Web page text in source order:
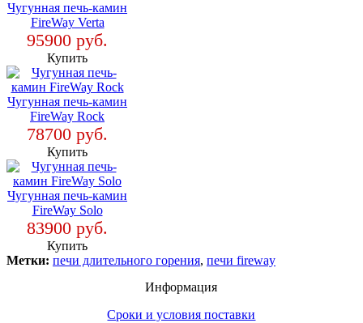
Чугунная печь-камин
FireWay Verta
95900 руб.
Купить
Чугунная печь-камин
FireWay Rock
78700 руб.
Купить
Чугунная печь-камин
FireWay Solo
83900 руб.
Купить
Метки: печи длительного горения, печи fireway
Информация
Сроки и условия поставки